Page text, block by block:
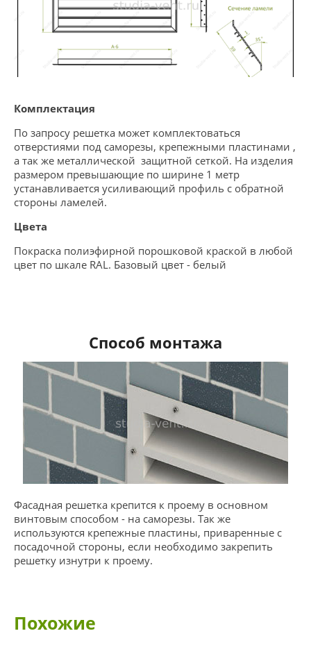
Комплектация
По запросу решетка может комплектоваться
отверстиями под саморезы, крепежными пластинами ,
а так же металлической защитной сеткой. На изделия
размером превышающие по ширине 1 метр
устанавливается усиливающий профиль с обратной
стороны ламелей.
Цвета
Покраска полиэфирной порошковой краской в любой
цвет по шкале RAL. Базовый цвет - белый
Способ монтажа
Фасадная решетка крепится к проему в основном
винтовым способом - на саморезы. Так же
используются крепежные пластины, приваренные с
посадочной стороны, если необходимо закрепить
решетку изнутри к проему.
Похожие